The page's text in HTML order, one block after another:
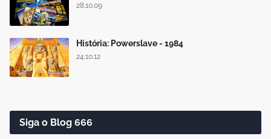
28.10.09
História: Powerslave - 1984
24.10.12
Siga o Blog 666